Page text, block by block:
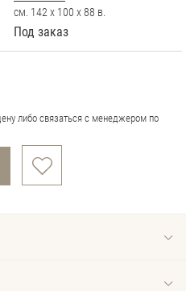
см. 142 х 100 х 88 в.
Под заказ
либо связаться с менеджером по